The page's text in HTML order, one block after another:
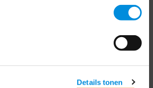
Details tonen